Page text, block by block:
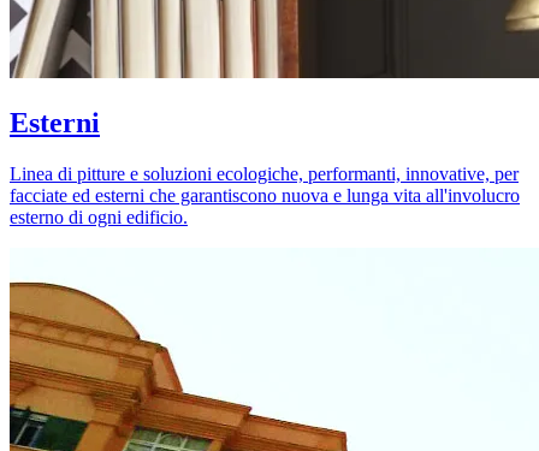
Esterni
Linea di pitture e soluzioni ecologiche, performanti, innovative, per
facciate ed esterni che garantiscono nuova e lunga vita all'involucro
esterno di ogni edificio.